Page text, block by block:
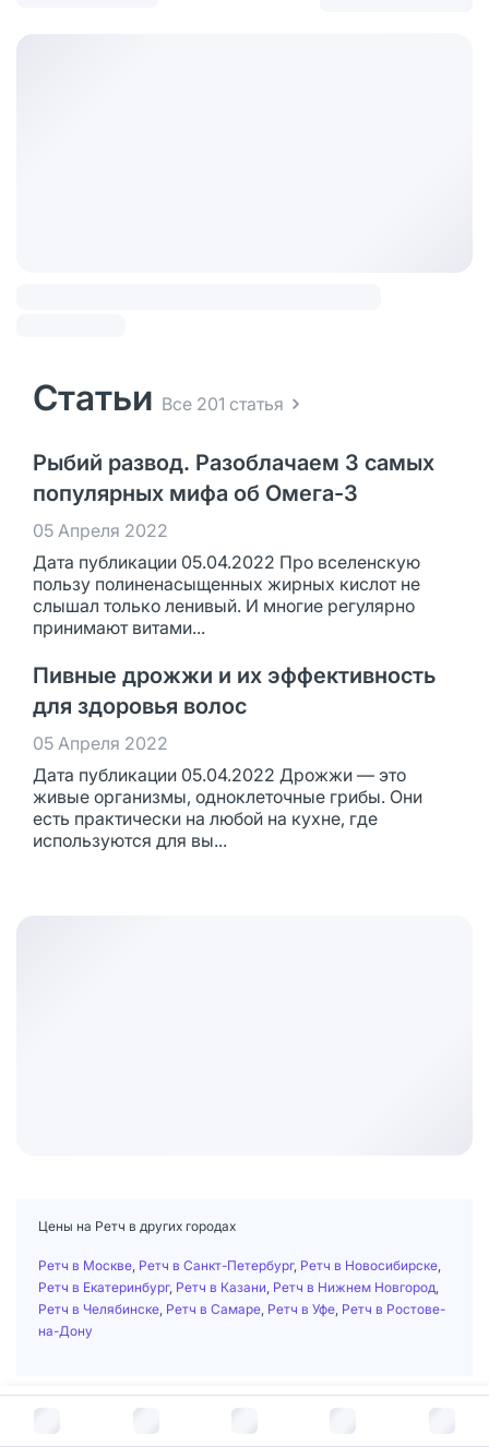
В корзину за руб.
Статьи Все 201 статья
Рыбий развод. Разоблачаем 3 самых
популярных мифа об Омега-3
05 Апреля 2022
Дата публикации 05.04.2022 Про вселенскую
пользу полиненасыщенных жирных кислот не
слышал только ленивый. И многие регулярно
принимают витами...
Пивные дрожжи и их эффективность
для здоровья волос
05 Апреля 2022
Дата публикации 05.04.2022 Дрожжи — это
живые организмы, одноклеточные грибы. Они
есть практически на любой на кухне, где
используются для вы...
Цены на Ретч в других городах
Ретч в Москве Ретч в Санкт-Петербург, Ретч в Новосибирске
Ретч в Екатеринбург, Ретч в Казани Ретч в Нижнем Новгород
Ретч в Челябинске Ретч в Самаре Ретч в Уфе Ретч в Ростове-
на-Дону